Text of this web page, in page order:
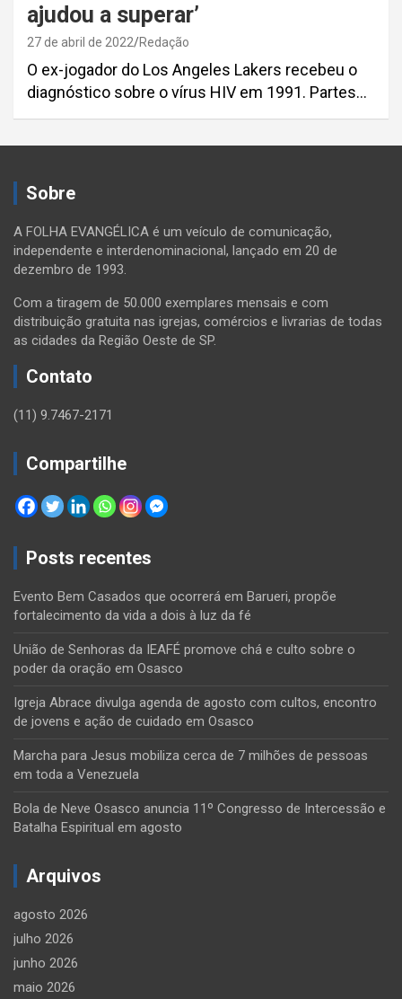
ajudou a superar’
27 de abril de 2022 Redação
O ex-jogador do Los Angeles Lakers recebeu o
diagnóstico sobre o vírus HIV em 1991. Partes…
Sobre
A FOLHA EVANGÉLICA é um veículo de comunicação,
independente e interdenominacional, lançado em 20 de
dezembro de 1993.
Com a tiragem de 50.000 exemplares mensais e com
distribuição gratuita nas igrejas, comércios e livrarias de todas
as cidades da Região Oeste de SP.
Contato
(11) 9.7467-2171
Compartilhe
Posts recentes
Evento Bem Casados que ocorrerá em Barueri, propõe
fortalecimento da vida a dois à luz da fé
União de Senhoras da IEAFÉ promove chá e culto sobre o
poder da oração em Osasco
Igreja Abrace divulga agenda de agosto com cultos, encontro
de jovens e ação de cuidado em Osasco
Marcha para Jesus mobiliza cerca de 7 milhões de pessoas
em toda a Venezuela
Bola de Neve Osasco anuncia 11º Congresso de Intercessão e
Batalha Espiritual em agosto
Arquivos
agosto 2026
julho 2026
junho 2026
maio 2026